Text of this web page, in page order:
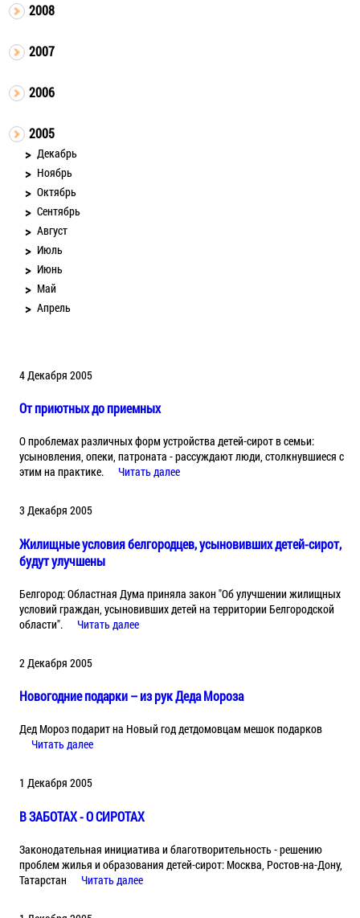
2008
2007
2006
2005
Декабрь
Ноябрь
Октябрь
Сентябрь
Август
Июль
Июнь
Май
Апрель
4 Декабря 2005
От приютных до приемных
О проблемах различных форм устройства детей-сирот в семьи:
усыновления, опеки, патроната - рассуждают люди, столкнувшиеся с
этим на практике.
Читать далее
3 Декабря 2005
Жилищные условия белгородцев, усыновивших детей-сирот,
будут улучшены
Белгород: Областная Дума приняла закон "Об улучшении жилищных
условий граждан, усыновивших детей на территории Белгородской
области".
Читать далее
2 Декабря 2005
Новогодние подарки – из рук Деда Мороза
Дед Мороз подарит на Новый год детдомовцам мешок подарков
Читать далее
1 Декабря 2005
В ЗАБОТАХ - О СИРОТАХ
Законодательная инициатива и благотворительность - решению
проблем жилья и образования детей-сирот: Москва, Ростов-на-Дону,
Татарстан
Читать далее